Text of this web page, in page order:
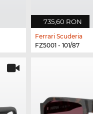
735,60 RON
Ferrari Scuderia
FZ5001 - 101/87